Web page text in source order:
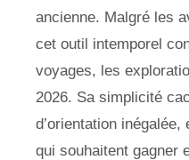
ancienne. Malgré les
cet outil intemporel
voyages, les
2026. Sa simplicité
d’orientation
qui souhaitent gagner